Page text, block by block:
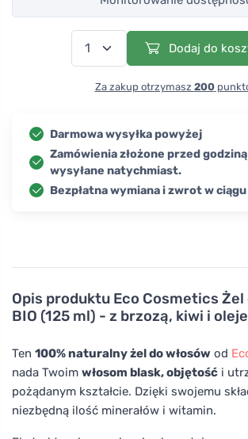
Opis produktu Eco Cosmetics Żel
BIO (125 ml) - z brzozą, kiwi i
Ten 100% naturalny żel do włosów od
nada Twoim włosom blask, objętość i
pożądanym kształcie. Dzięki swojemu
niezbędną ilość minerałów i witamin.
Dodaj do
Za zakup otrzymasz 200
Darmowa wysyłka powyżej
Zamówienia złożone przed
wysyłane natychmiast.
Bezpłatna wymiana i zwrot w